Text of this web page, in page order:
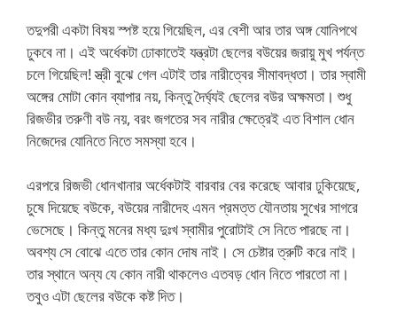
তদুপরী একটা বিষয় স্পষ্ট হয়ে গিয়েছিল, এর বেশী আর তার অঙ্গ যোনিপথে
ঢুকবে না। এই অর্ধেকটা ঢোকাতেই যন্ত্রটা ছেলের বউয়ের জরায়ু মুখ পর্যন্ত
চলে গিয়েছিল! স্ত্রী বুঝে গেল এটাই তার নারীত্বের সীমাবদ্ধতা। তার স্বামী
অঙ্গের মোটা কোন ব্যাপার নয়, কিন্তু দৈর্ঘ্যই ছেলের বউর অক্ষমতা। শুধু
রিজভীর তরুণী বউ নয়, বরং জগতের সব নারীর ক্ষেত্রেই এত বিশাল ধোন
নিজেদের যোনিতে নিতে সমস্যা হবে।
এরপরে রিজভী ধোনখানার অর্ধেকটাই বারবার বের করেছে আবার ঢুকিয়েছে,
চুষে দিয়েছে বউকে, বউয়ের নারীদেহ এমন প্রমত্ত যৌনতায় সুখের সাগরে
ভেসেছে। কিন্তু মনের মধ্য দুঃখ স্বামীর পুরোটাই সে নিতে পারছে না।
অবশ্য সে বোঝে এতে তার কোন দোষ নাই। সে চেষ্টার ত্রুটি করে নাই।
তার স্থানে অন্য যে কোন নারী থাকলেও এতবড় ধোন নিতে পারতো না।
তবুও এটা ছেলের বউকে কষ্ট দিত।